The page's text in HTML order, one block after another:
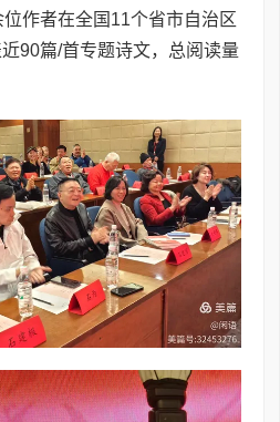
作者在全国11个省市自治区
90篇/首专题诗文，总阅读量